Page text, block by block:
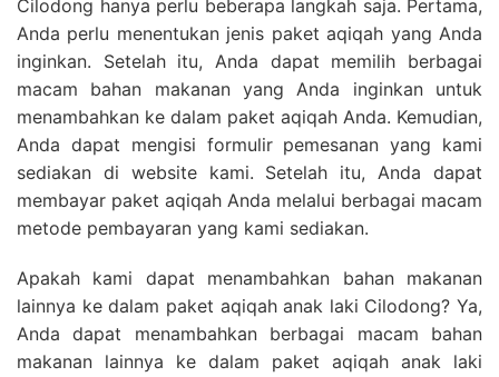
Cilodong hanya perlu beberapa langkah saja. Pertama,
Anda perlu menentukan jenis paket aqiqah yang Anda
inginkan. Setelah itu, Anda dapat memilih berbagai
macam bahan makanan yang Anda inginkan untuk
menambahkan ke dalam paket aqiqah Anda. Kemudian,
Anda dapat mengisi formulir pemesanan yang kami
sediakan di website kami. Setelah itu, Anda dapat
membayar paket aqiqah Anda melalui berbagai macam
metode pembayaran yang kami sediakan.
Apakah kami dapat menambahkan bahan makanan
lainnya ke dalam paket aqiqah anak laki Cilodong? Ya,
Anda dapat menambahkan berbagai macam bahan
makanan lainnya ke dalam paket aqiqah anak laki